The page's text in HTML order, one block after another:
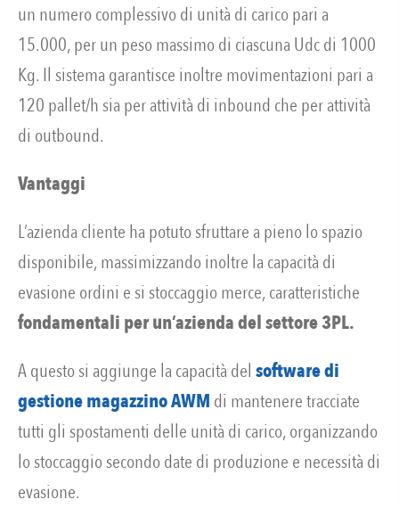
un numero complessivo di unità di carico pari a
15.000, per un peso massimo di ciascuna Udc di 1000
Kg. Il sistema garantisce inoltre movimentazioni pari a
120 pallet/h sia per attività di inbound che per attività
di outbound.
Vantaggi
L’azienda cliente ha potuto sfruttare a pieno lo spazio
disponibile, massimizzando inoltre la capacità di
evasione ordini e si stoccaggio merce, caratteristiche
fondamentali per un’azienda del settore 3PL.
A questo si aggiunge la capacità del software di
gestione magazzino AWM di mantenere tracciate
tutti gli spostamenti delle unità di carico, organizzando
lo stoccaggio secondo date di produzione e necessità di
evasione.